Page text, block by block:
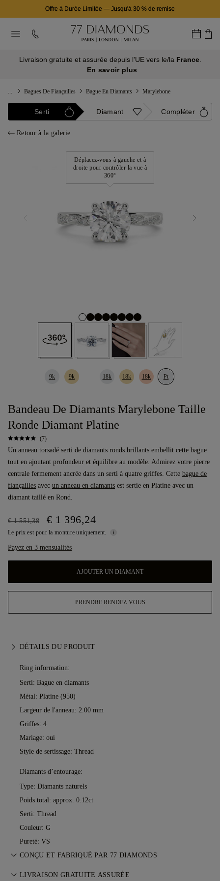
Offre à Durée Limitée — Jusqu'à 30 % de remise
Livraison gratuite et assurée depuis l'UE vers le/la France.
En savoir plus
Bagues De Fiançailles Bague En Diamants Marylebone
Serti Diamant Compléter
Retour à la galerie
Déplacez-vous à gauche et à
droite pour contrôler la vue à
360°
9k 9k 18k 18k 18k Pt
Bandeau De Diamants Marylebone Taille
Ronde Diamant Platine
(7)
Un anneau torsadé serti de diamants ronds brillants embellit cette bague
tout en ajoutant profondeur et équilibre au modèle. Admirez votre pierre
centrale fermement ancrée dans un serti à quatre griffes. Cette bague de
fiançailles avec un anneau en diamants est sertie en Platine avec un
diamant taillé en Rond.
€ 1 551,38 € 1 396,24
Le prix est pour la monture uniquement.
Payez en 3 mensualités
AJOUTER UN DIAMANT
PRENDRE RENDEZ-VOUS
DÉTAILS DU PRODUIT
Ring information:
Serti: Bague en diamants
Métal: Platine (950)
Largeur de l'anneau: 2.00 mm
Griffes: 4
Mariage: oui
Style de sertissage: Thread
Diamants d’entourage:
Type: Diamants naturels
Poids total: approx. 0.12ct
Serti: Thread
Couleur: G
Pureté: VS
CONÇU ET FABRIQUÉ PAR 77 DIAMONDS
L’art du bijou, perfectionné pièce par pièce par les maîtres
LIVRAISON GRATUITE ASSURÉE